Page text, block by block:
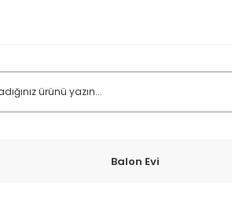
Balon Evi